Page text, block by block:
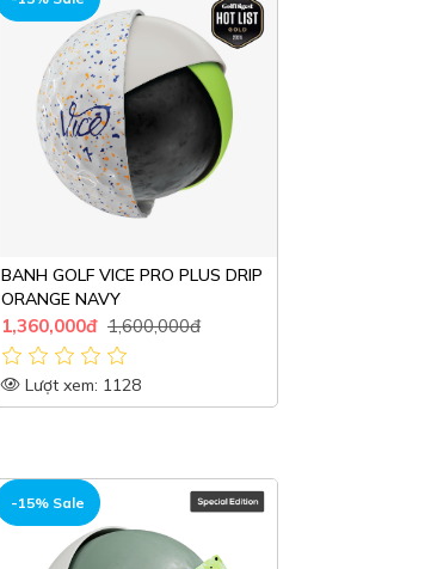
BANH GOLF VICE PRO PLUS DRIP
ORANGE NAVY
1,360,000đ 1,600,000đ
Lượt xem: 1128
HOT
-15% Sale